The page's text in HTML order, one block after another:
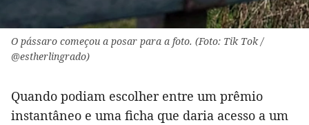
O pássaro começou a posar para a foto. (Foto: Tik Tok /
@estherlingrado)
Quando podiam escolher entre um prêmio
instantâneo e uma ficha que daria acesso a um